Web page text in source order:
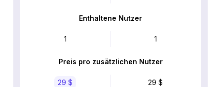
Enthaltene Nutzer
1 1
Preis pro zusätzlichen Nutzer
29 $ 29 $